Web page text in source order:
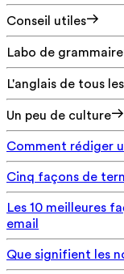
Conseil utiles
Labo de grammaire
L'anglais de tous
Un peu de culture
Comment rédiger
Cinq façons de
Les 10 meilleures
email
Que signifient les